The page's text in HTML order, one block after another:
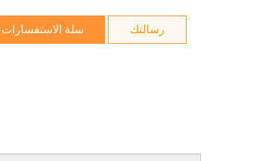
رسالتك سلة الاستفسارات